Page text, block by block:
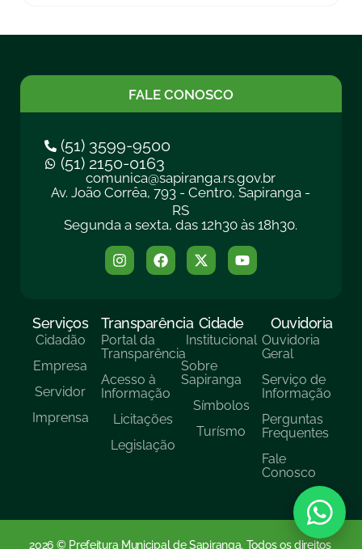
FALE CONOSCO
(51) 3599-9500
(51) 2150-0163
comunica@sapiranga.rs.gov.br
Av. João Corrêa, 793 - Centro, Sapiranga -
RS
Segunda a sexta, das 12h30 às 18h30.
Serviços
Cidadão
Empresa
Servidor
Imprensa
Transparência
Portal da
Transparência
Acesso à
Informação
Licitações
Legislação
Cidade
Institucional
Sobre
Sapiranga
Símbolos
Turísmo
Ouvidoria
Ouvidoria
Geral
Serviço de
Informação
Perguntas
Frequentes
Fale
Conosco
2026 © Prefeitura Municipal de Sapiranga. Todos os direitos